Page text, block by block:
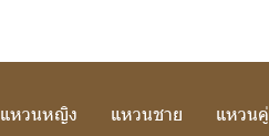
แหวนหญิง แหวนชาย แหวนคู่